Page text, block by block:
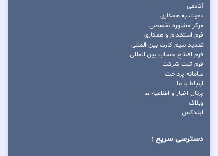
آکادمی
دعوت به همکاری
مرکز مشاوره تخصصی
فرم استخدام و همکاری
تمدید سیم کارت بین المللی
فرم افتتاح حساب بین المللی
فرم ثبت شرکت
سامانه پرداخت
ارتباط با ما
پرتال اخبار و اطلاعیه ها
وبلاگ
ایندکس
دسترسی سریع :